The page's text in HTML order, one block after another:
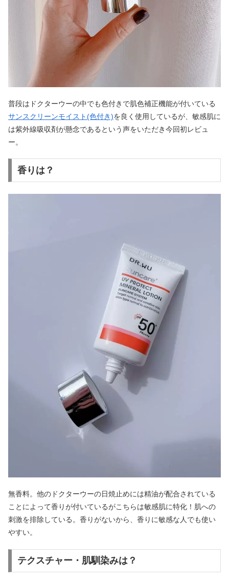
普段はドクターウーの中でも色付きで肌色補正機能が付いている
サンスクリーンモイスト(色付き)を良く使用しているが、敏感肌に
は紫外線吸収剤が懸念であるという声をいただき今回初レビュ
ー。
香りは？
無香料。他のドクターウーの日焼止めには精油が配合されている
ことによって香りが付いているがこちらは敏感肌に特化！肌への
刺激を排除している。香りがないから、香りに敏感な人でも使い
やすい。
テクスチャー・肌馴染みは？